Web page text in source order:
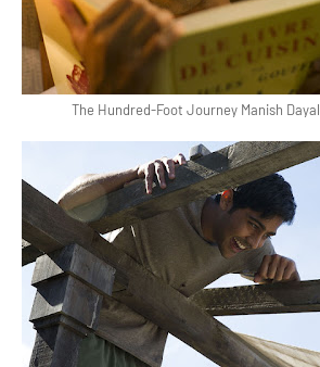
The Hundred-Foot Journey Manish Dayal